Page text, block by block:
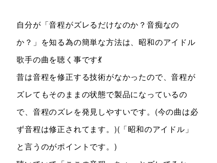
自分が「音程がズレるだけなのか？音痴なの
か？」を知る為の簡単な方法は、昭和のアイドル
歌手の曲を聴く事です💃
昔は音程を修正する技術がなかったので、音程が
ズレてもそのままの状態で製品になっているの
で、音程のズレを発見しやすいです。(今の曲は必
ず音程は修正されてます。)(「昭和のアイドル」
と言うのがポイントです。)